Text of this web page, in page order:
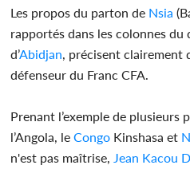
Les propos du parton de Nsia
rapportés dans les colonnes
d’Abidjan , précisent clairement
défenseur du Franc CFA.
Prenant l’exemple de plusieurs
l’Angola, leCongo Kinshasa et
n'est pas maîtrise, Jean Kacou